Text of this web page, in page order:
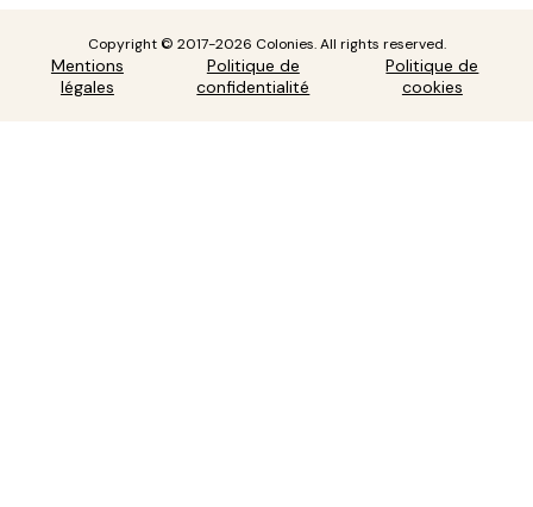
Copyright © 2017-2026 Colonies. All rights reserved.
Mentions
légales
Politique de
confidentialité
Politique de
cookies